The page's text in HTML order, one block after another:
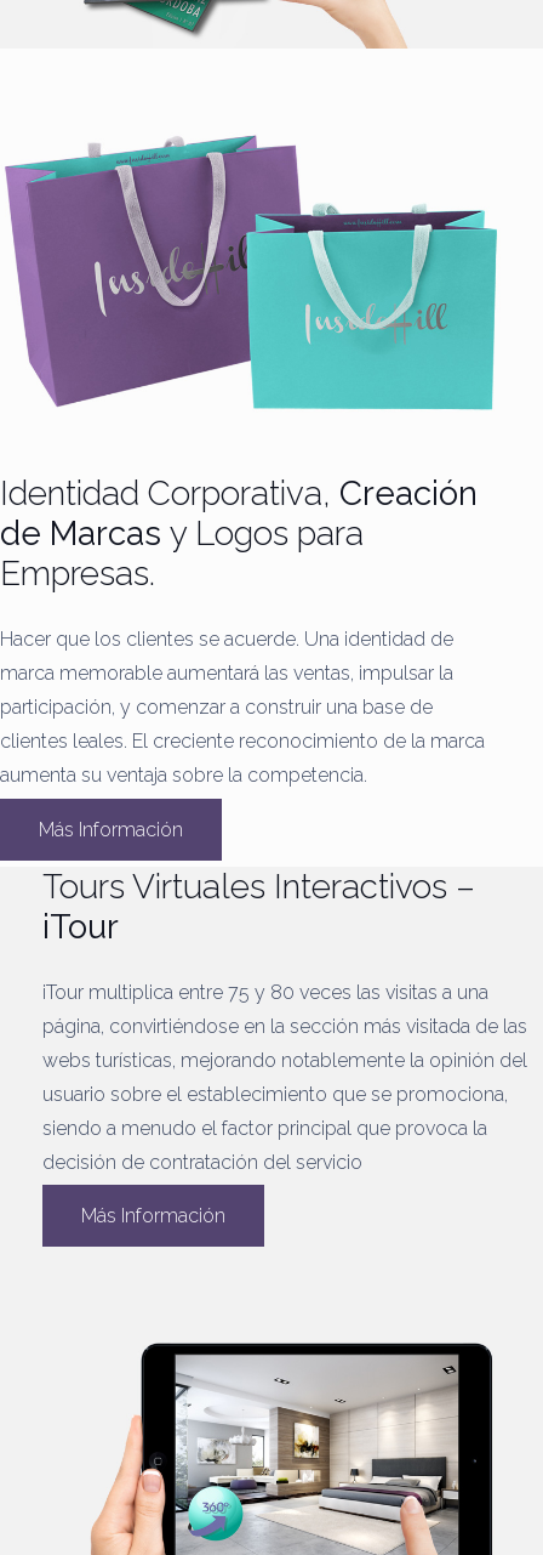
Identidad Corporativa, Creación
de Marcas y Logos para
Empresas.
Hacer que los clientes se acuerde. Una identidad de
marca memorable aumentará las ventas, impulsar la
participación, y comenzar a construir una base de
clientes leales. El creciente reconocimiento de la marca
aumenta su ventaja sobre la competencia.
Más Información
Tours Virtuales Interactivos –
iTour
iTour multiplica entre 75 y 80 veces las visitas a una
página, convirtiéndose en la sección más visitada de las
webs turísticas, mejorando notablemente la opinión del
usuario sobre el establecimiento que se promociona,
siendo a menudo el factor principal que provoca la
decisión de contratación del servicio
Más Información